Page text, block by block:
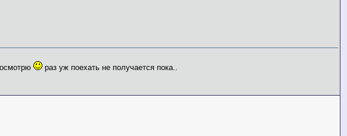
раз уж поехать не получается пока..